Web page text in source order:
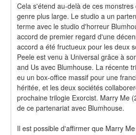
Cela s'étend au-delà de ces
genre plus large. Le studio a un
terme avec le studio d'horreur
accord de premier regard d'une
accord a été fructueux pour les deux
Peele est venu à Universal grâce à
and Us avec Blumhouse. La récente
eu un box-office massif pour une
héritée, et les deux sociétés
prochaine trilogie Exorcist. Marry Me
de ce partenariat avec Blumhouse.
Il est possible d'affirmer que Marry